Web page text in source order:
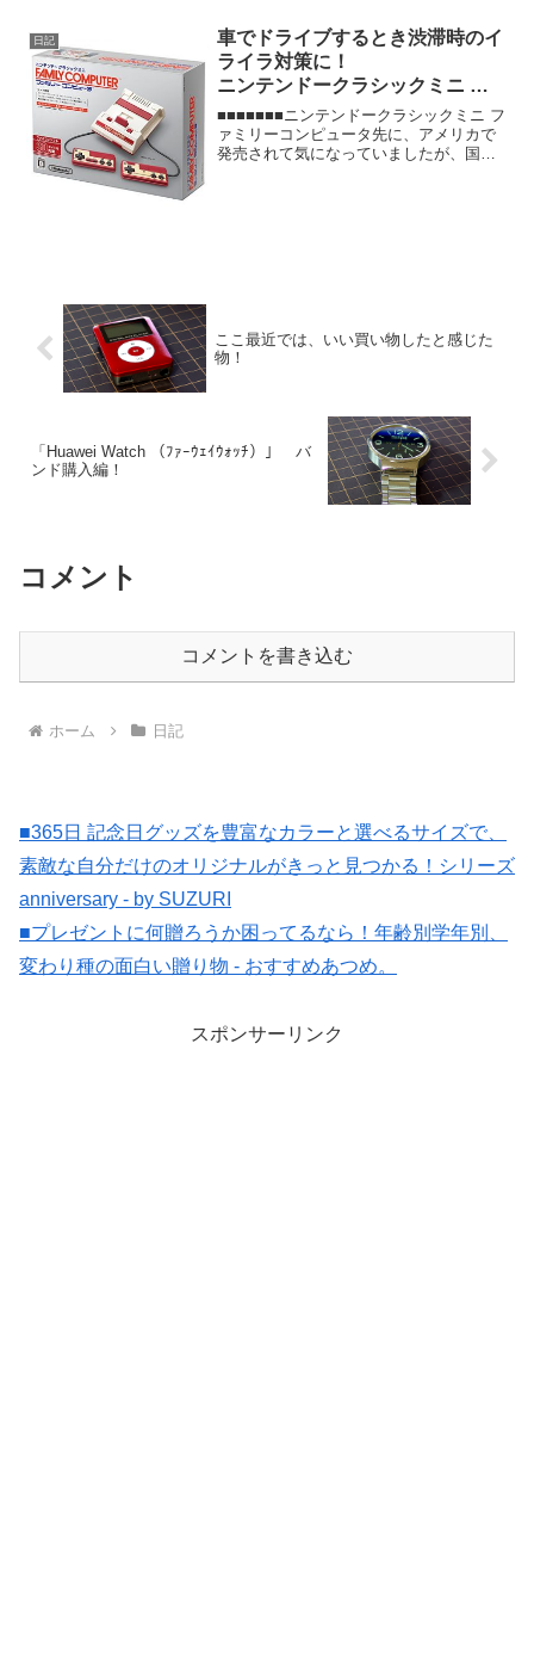
日記
車でドライブするとき渋滞時のイ
ライラ対策に！
ニンテンドークラシックミニ フ
ァミリーコンピュータ
■■■■■■■ニンテンドークラシックミニ フ
ァミリーコンピュータ先に、アメリカで
発売されて気になっていましたが、国内
ここ最近では、いい買い物したと感じた
物！
「Huawei Watch （ﾌｧｰｳｪｲｳｫｯﾁ）」 バ
ンド購入編！
コメント
コメントを書き込む
ホーム 日記
■365日 記念日グッズを豊富なカラーと選べるサイズで、
素敵な自分だけのオリジナルがきっと見つかる！シリーズ
anniversary - by SUZURI
■プレゼントに何贈ろうか困ってるなら！年齢別学年別、
変わり種の面白い贈り物 - おすすめあつめ。
スポンサーリンク